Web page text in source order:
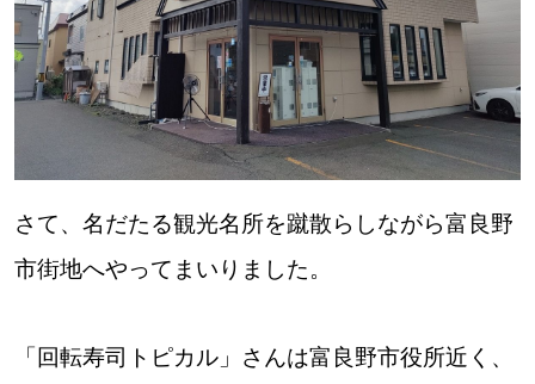
all
札幌
道東
さて、名だたる観光名所を蹴散らしながら富良野
市街地へやってまいりました。
「回転寿司トピカル」さんは富良野市役所近く、